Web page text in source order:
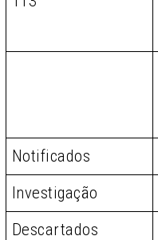
Notificados
Investigação
Descartados